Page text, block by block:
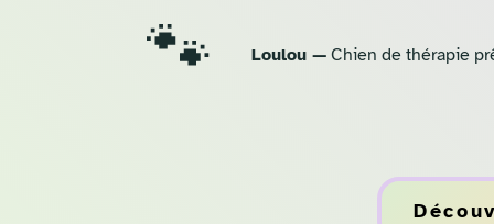
🐾 Loulou — Chien de thérapie​ p